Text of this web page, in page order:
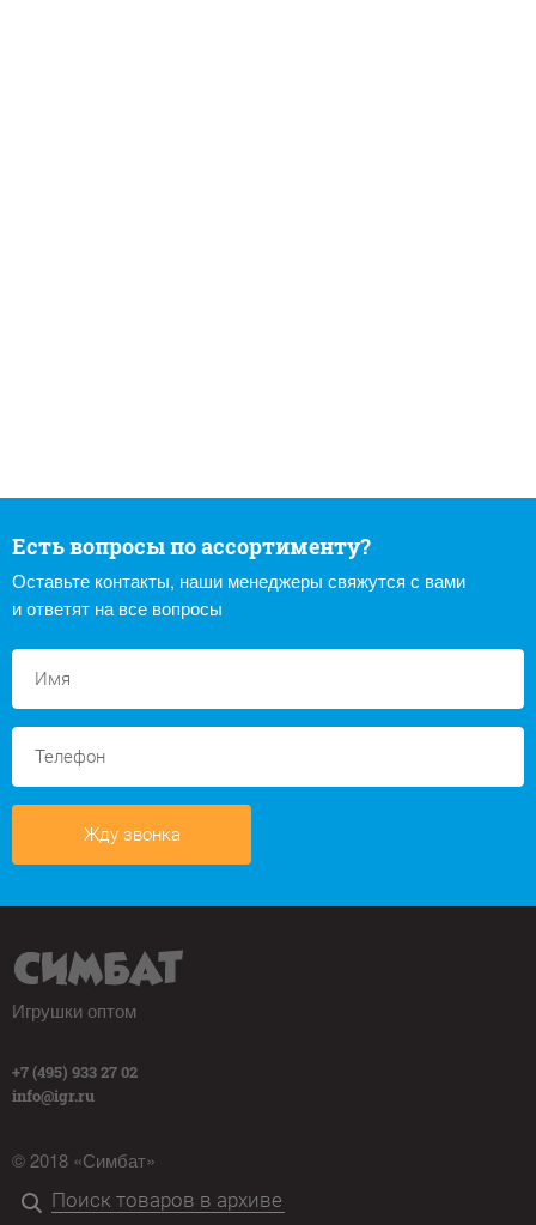
Есть вопросы по ассортименту?
Оставьте контакты, наши менеджеры свяжутся с вами
и ответят на все вопросы
Жду звонка
Игрушки оптом
+7 (495) 933 27 02
info@igr.ru
© 2018 «Симбат»